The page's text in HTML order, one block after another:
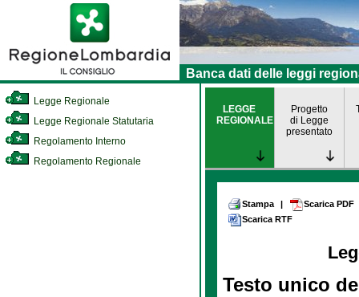
Banca dati delle leggi
Legge Regionale
Legge Regionale Statutaria
Regolamento Interno
Regolamento Regionale
LEGGE
REGIONALE
Progetto
di Legge
presentato
Stampa |
Scarica PDF
Scarica RTF
Testo unico